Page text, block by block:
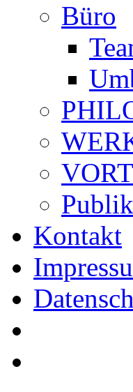
Büro
Kontakt